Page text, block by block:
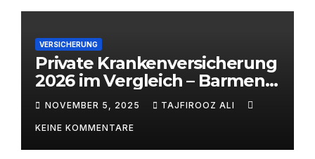
VERSICHERUNG
Private Krankenversicherung
2026 im Vergleich – Barmenia
vs. ARAG | alitaj.de
NOVEMBER 5, 2025 TAJFIROOZ ALI
KEINE KOMMENTARE